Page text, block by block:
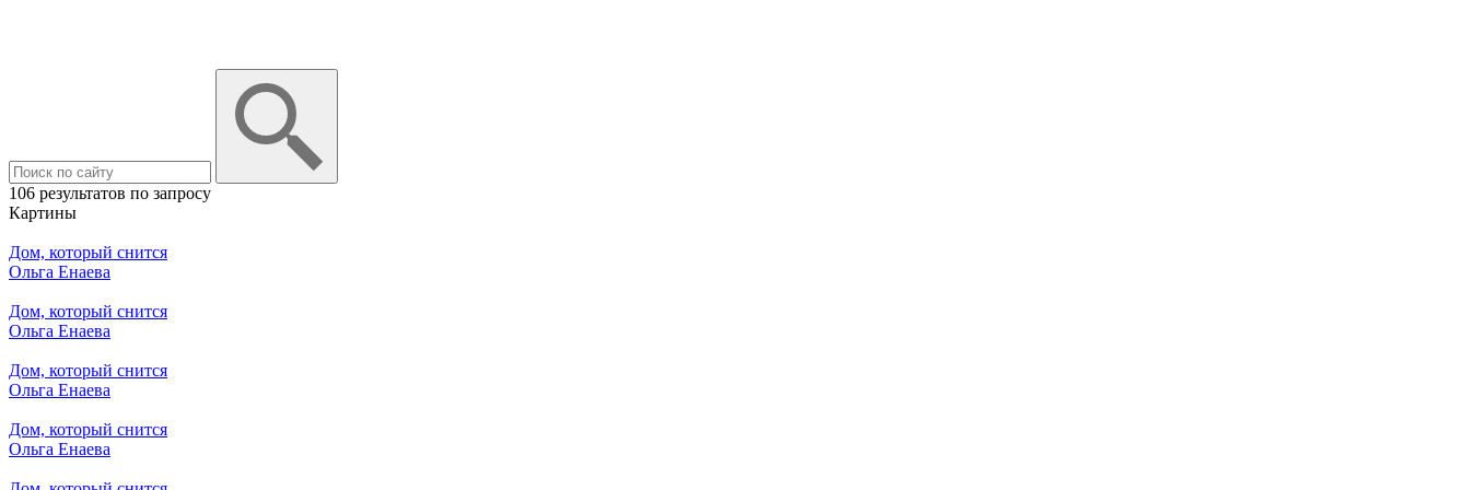
106 результатов по запросу
Картины
Дом, который снится
Ольга Енаева
Дом, который снится
Ольга Енаева
Дом, который снится
Ольга Енаева
Дом, который снится
Ольга Енаева